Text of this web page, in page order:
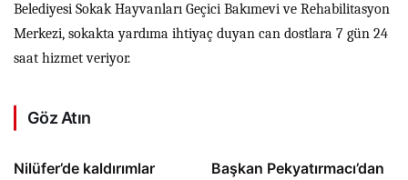
Belediyesi Sokak Hayvanları Geçici Bakımevi ve Rehabilitasyon
Merkezi, sokakta yardıma ihtiyaç duyan can dostlara 7 gün 24
saat hizmet veriyor.
Göz Atın
Nilüfer’de kaldırımlar
Başkan Pekyatırmacı’dan